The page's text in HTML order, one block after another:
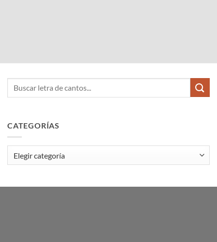
CATEGORÍAS